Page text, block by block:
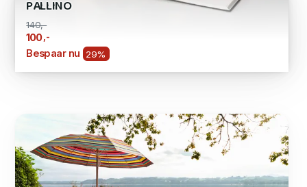
PALLINO
140,-
100,-
Bespaar nu 29%